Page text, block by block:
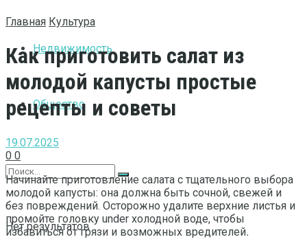
Недвижимость
Общество
Нет результатов
Главная Культура
Как приготовить салат из
молодой капусты простые
рецепты и советы
19.07.2025
0 0
Начинайте приготовление салата с тщательного выбора
молодой капусты: она должна быть сочной, свежей и
без повреждений. Осторожно удалите верхние листья и
промойте головку under холодной воде, чтобы
избавиться от грязи и возможных вредителей.